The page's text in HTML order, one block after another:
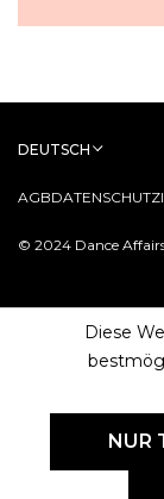
© 2024 Dance
AGBDATENSCHUTZ
DEUTSCH
Diese
NUR